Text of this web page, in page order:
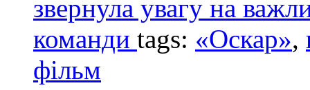
звернула увагу на
команди tags: «Оскар»,
фільм